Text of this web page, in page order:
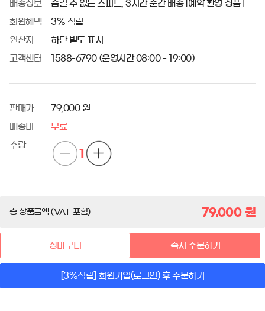
배송정보 숨길 수 없는 스피드, 3시간 순간 배송 [예약 환영 상품]
회원혜택 3% 적립
원산지 하단 별도 표시
고객센터 1588-6790 (운영시간 08:00 - 19:00)
판매가 79,000 원
배송비 무료
수량
1
총 상품금액 (VAT 포함) 79,000원
장바구니 즉시 주문하기
[3%적립] 회원가입(로그인) 후 주문하기